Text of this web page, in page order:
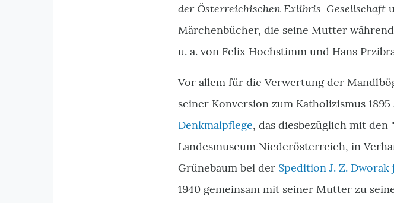
der Österreichischen Exlibris-Gesellschaft
Märchenbücher, die seine Mutter
u. a. von Felix Hochstimm und Hans
Vor allem für die Verwertung der
seiner Konversion zum Katholizismus
Denkmalpflege, das diesbezüglich mit
Landesmuseum Niederösterreich, in
Grünebaum bei der Spedition J. Z.
1940 gemeinsam mit seiner Mutter zu